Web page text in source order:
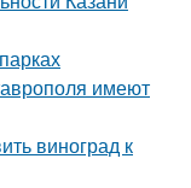
имеют
виноград к